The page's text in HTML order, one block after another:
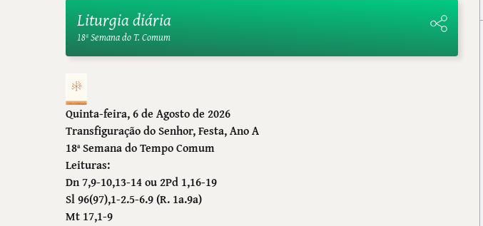
Liturgia diária
18ª Semana do T. Comum
Quinta-feira, 6 de Agosto de 2026
Transfiguração do Senhor, Festa, Ano A
18ª Semana do Tempo Comum
Leituras:
Dn 7,9-10,13-14 ou 2Pd 1,16-19
Sl 96(97),1-2.5-6.9 (R. 1a.9a)
Mt 17,1-9